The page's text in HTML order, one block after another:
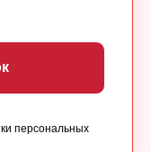
персональных